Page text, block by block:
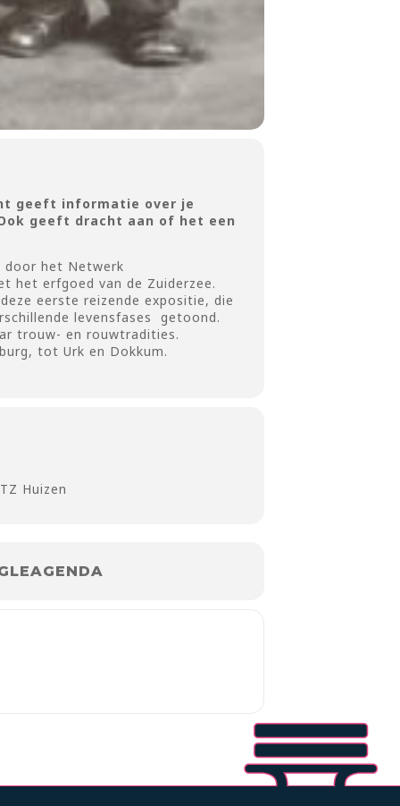
geeft informatie over je
geeft dracht aan of het een
door het Netwerk
het erfgoed van de Zuiderzee.
eerste reizende expositie, die
levensfases getoond.
trouw- en rouwtradities.
tot Urk en Dokkum.
Huizen